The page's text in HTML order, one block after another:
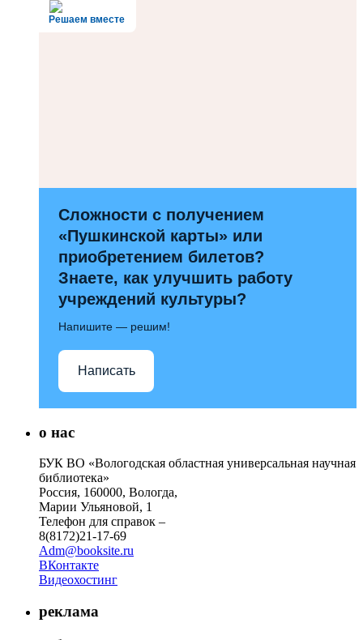
Решаем вместе
Сложности с получением
«Пушкинской карты» или
приобретением билетов?
Знаете, как улучшить работу
учреждений культуры?
Напишите — решим!
Написать
о нас
БУК ВО «Вологодская областная универсальная научная
библиотека»
Россия, 160000, Вологда,
Марии Ульяновой, 1
Телефон для справок –
8(8172)21-17-69
Adm@booksite.ru
ВКонтакте
Видеохостинг
реклама